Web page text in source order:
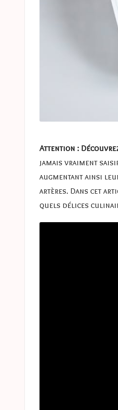
Attention :
jamais vraiment
augmentant ainsi
artères. Dans cet
quels délices